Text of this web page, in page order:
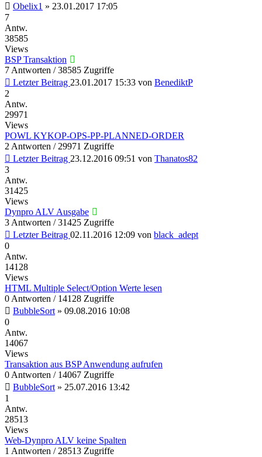
Obelix1 » 23.01.2017 17:05
7
Antw.
38585
Views
BSP Transaktion
7 Antworten / 38585 Zugriffe
Letzter Beitrag 23.01.2017 15:33 von BenediktP
2
Antw.
29971
Views
POWL KYKOP-OPS-PP-PLANNED-ORDER
2 Antworten / 29971 Zugriffe
Letzter Beitrag 23.12.2016 09:51 von Thanatos82
3
Antw.
31425
Views
Dynpro ALV Ausgabe
3 Antworten / 31425 Zugriffe
Letzter Beitrag 02.11.2016 12:09 von black_adept
0
Antw.
14128
Views
HTML Multiple Select/Option Werte lesen
0 Antworten / 14128 Zugriffe
BubbleSort » 09.08.2016 10:08
0
Antw.
14067
Views
Transaktion aus BSP Anwendung aufrufen
0 Antworten / 14067 Zugriffe
BubbleSort » 25.07.2016 13:42
1
Antw.
28513
Views
Web-Dynpro ALV keine Spalten
1 Antworten / 28513 Zugriffe